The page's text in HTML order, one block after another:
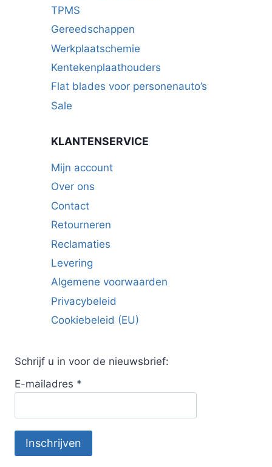
productpagina
TPMS
Gereedschappen
Werkplaatschemie
Kentekenplaathouders
Flat blades voor personenauto’s
Sale
KLANTENSERVICE
Mijn account
Over ons
Contact
Retourneren
Reclamaties
Levering
Algemene voorwaarden
Privacybeleid
Cookiebeleid (EU)
Schrijf u in voor de nieuwsbrief:
E-mailadres *